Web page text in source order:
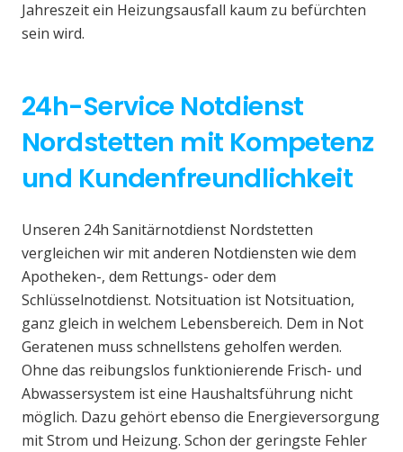
Jahreszeit ein Heizungsausfall kaum zu befürchten
sein wird.
24h-Service Notdienst
Nordstetten mit Kompetenz
und Kundenfreundlichkeit
Unseren 24h Sanitärnotdienst Nordstetten
vergleichen wir mit anderen Notdiensten wie dem
Apotheken-, dem Rettungs- oder dem
Schlüsselnotdienst. Notsituation ist Notsituation,
ganz gleich in welchem Lebensbereich. Dem in Not
Geratenen muss schnellstens geholfen werden.
Ohne das reibungslos funktionierende Frisch- und
Abwassersystem ist eine Haushaltsführung nicht
möglich. Dazu gehört ebenso die Energieversorgung
mit Strom und Heizung. Schon der geringste Fehler